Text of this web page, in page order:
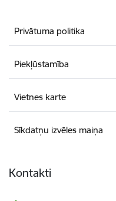
Privātuma politika
Piekļūstamība
Vietnes karte
Sīkdatņu izvēles maiņa
Kontakti